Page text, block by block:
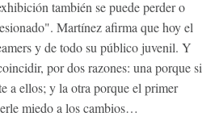
también se puede perder o
Martínez afirma que hoy el
y de todo su público juvenil. Y
por dos razones: una porque si
a ellos; y la otra porque el primer
miedo a los cambios…